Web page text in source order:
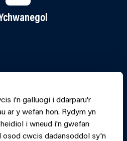
i'n galluogi i ddarparu'r
ar y wefan hon. Rydym yn
i wneud i'n gwefan
cwcis dadansoddol sy'n
PRINT PAGE